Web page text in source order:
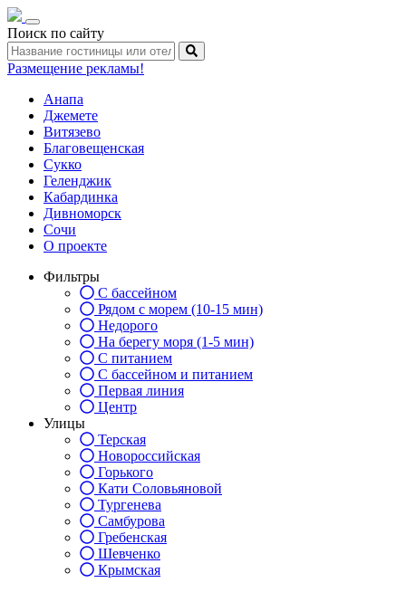
Toggle
navigation
Поиск по сайту
Размещение рекламы!
Анапа
Джемете
Витязево
Благовещенская
Сукко
Геленджик
Кабардинка
Дивноморск
Сочи
О проекте
Фильтры
С бассейном
Рядом с морем (10-15 мин)
Недорого
На берегу моря (1-5 мин)
С питанием
С бассейном и питанием
Первая линия
Центр
Улицы
Терская
Новороссийская
Горького
Кати Соловьяновой
Тургенева
Самбурова
Гребенская
Шевченко
Крымская